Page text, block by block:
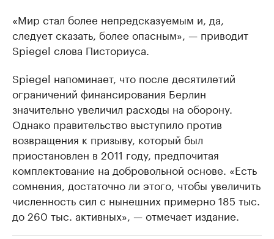
«Мир стал более непредсказуемым и, да,
следует сказать, более опасным», — приводит
Spiegel слова Писториуса.
Spiegel напоминает, что после десятилетий
ограничений финансирования Берлин
значительно увеличил расходы на оборону.
Однако правительство выступило против
возвращения к призыву, который был
приостановлен в 2011 году, предпочитая
комплектование на добровольной основе. «Есть
сомнения, достаточно ли этого, чтобы увеличить
численность сил с нынешних примерно 185 тыс.
до 260 тыс. активных», — отмечает издание.